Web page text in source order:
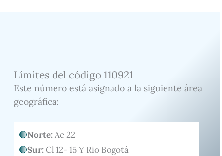
Límites del código 110921
Este número está asignado a la siguiente área
geográfica:
Norte:Ac 22
Sur:Cl 12- 15 Y Rio Bogotá